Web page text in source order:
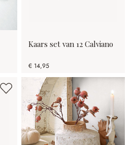
Kaars set van 12 Calviano
€ 14,95